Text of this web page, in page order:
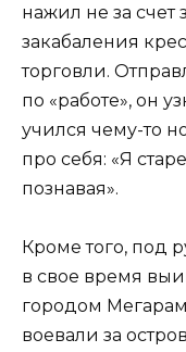
нажил не за счет
закабаления
торговли.
по «работе», он
учился чему-то
про себя: «Я
познавая».
Кроме того, под
в свое время
городом
воевали за